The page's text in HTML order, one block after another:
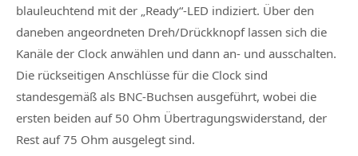
blauleuchtend mit der „Ready“-LED indiziert. Über den
daneben angeordneten Dreh/Drückknopf lassen sich die
Kanäle der Clock anwählen und dann an- und ausschalten.
Die rückseitigen Anschlüsse für die Clock sind
standesgemäß als BNC-Buchsen ausgeführt, wobei die
ersten beiden auf 50 Ohm Übertragungswiderstand, der
Rest auf 75 Ohm ausgelegt sind.